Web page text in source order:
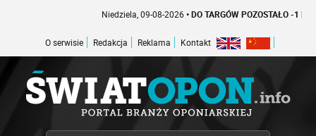
Niedziela, 09-08-2026• DO TARGÓW POZOSTAŁO -1 DNI
O serwisie Redakcja Reklama Kontakt